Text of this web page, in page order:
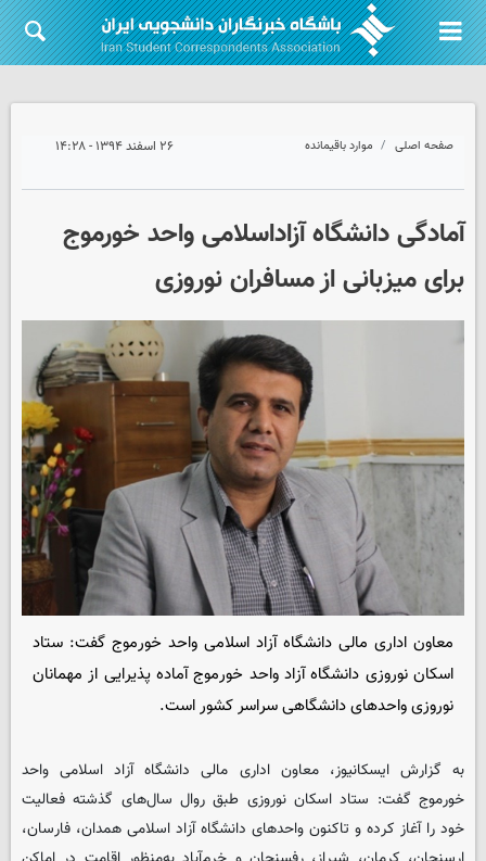
صفحه اصلی موارد باقیمانده ۲۶ اسفند ۱۳۹۴ - ۱۴:۲۸
آمادگی دانشگاه آزاداسلامی واحد خورموج
برای میزبانی از مسافران نوروزی
معاون اداری مالی دانشگاه آزاد اسلامی واحد خورموج گفت: ستاد
اسکان نوروزی دانشگاه آزاد واحد خورموج آماده پذیرایی از مهمانان
نوروزی واحدهای دانشگاهی سراسر کشور است.
به گزارش ایسکانیوز، معاون اداری مالی دانشگاه آزاد اسلامی واحد
خورموج گفت: ستاد اسکان نوروزی طبق روال سال‌های گذشته فعالیت
خود را آغاز کرده و تاکنون واحدهای دانشگاه آزاد اسلامی همدان، فارسان،